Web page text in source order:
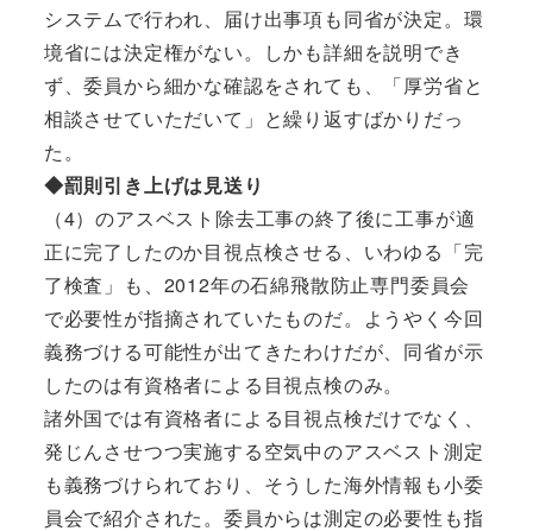
システムで行われ、届け出事項も同省が決定。環
境省には決定権がない。しかも詳細を説明でき
ず、委員から細かな確認をされても、「厚労省と
相談させていただいて」と繰り返すばかりだっ
た。
◆罰則引き上げは見送り
（4）のアスベスト除去工事の終了後に工事が適
正に完了したのか目視点検させる、いわゆる「完
了検査」も、2012年の石綿飛散防止専門委員会
で必要性が指摘されていたものだ。ようやく今回
義務づける可能性が出てきたわけだが、同省が示
したのは有資格者による目視点検のみ。
諸外国では有資格者による目視点検だけでなく、
発じんさせつつ実施する空気中のアスベスト測定
も義務づけられており、そうした海外情報も小委
員会で紹介された。委員からは測定の必要性も指